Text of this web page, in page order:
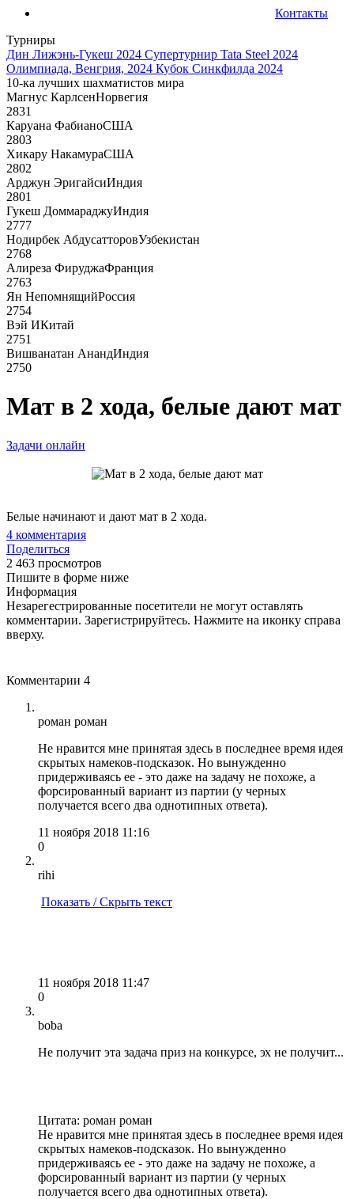
Контакты
Турниры
Дин Лижэнь-Гукеш 2024 Супертурнир Tata Steel 2024
Олимпиада, Венгрия, 2024 Кубок Синкфилда 2024
10-ка лучших шахматистов мира
Магнус КарлсенНорвегия
2831
Каруана ФабианоСША
2803
Хикару НакамураСША
2802
Арджун ЭригайсиИндия
2801
Гукеш ДоммараджуИндия
2777
Нодирбек АбдусатторовУзбекистан
2768
Алиреза ФируджаФранция
2763
Ян НепомнящийРоссия
2754
Вэй ИКитай
2751
Вишванатан АнандИндия
2750
Мат в 2 хода, белые дают мат
Задачи онлайн
Белые начинают и дают мат в 2 хода.
4 комментария
Поделиться
2 463 просмотров
Пишите в форме ниже
Информация
Незарегестрированные посетители не могут оставлять
комментарии. Зарегистрируйтесь. Нажмите на иконку справа
вверху.
Комментарии 4
роман роман
Не нравится мне принятая здесь в последнее время идея
скрытых намеков-подсказок. Но вынужденно
придерживаясь ее - это даже на задачу не похоже, а
форсированный вариант из партии (у черных
получается всего два однотипных ответа).
11 ноября 2018 11:16
0
rihi
Показать / Скрыть текст
11 ноября 2018 11:47
0
boba
Не получит эта задача приз на конкурсе, эх не получит...
Цитата: роман роман
Не нравится мне принятая здесь в последнее время идея
скрытых намеков-подсказок. Но вынужденно
придерживаясь ее - это даже на задачу не похоже, а
форсированный вариант из партии (у черных
получается всего два однотипных ответа).